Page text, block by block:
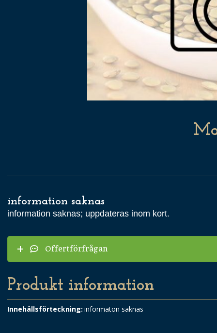
information saknas
information saknas; uppdateras inom kort.
Offertförfrågan
Produkt information
Innehållsförteckning: informaton saknas